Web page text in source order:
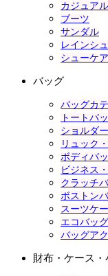
カジュア
ブーツ
サンダル
レインシ
シューケ
バッグ
バッグカ
トートバ
ショルダ
リュック
ボディバ
ビジネス
クラッチ
ボストン
スーツケ
エコバッグ
バッグア
財布・ケース・